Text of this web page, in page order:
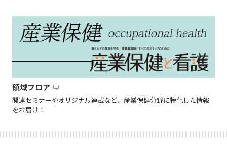
領域フロア
関連セミナーやオリジナル連載など、産業保健分野に特化した情報
をお届け！